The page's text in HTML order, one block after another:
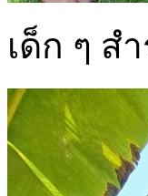
เด็ก ๆ ส